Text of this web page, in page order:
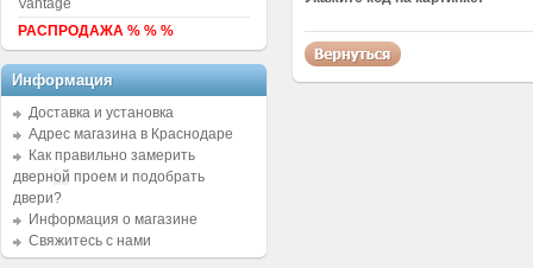
Vantage
РАСПРОДАЖА % % %
Информация
Доставка и установка
Адрес магазина в Краснодаре
Как правильно замерить
дверной проем и подобрать
двери?
Информация о магазине
Свяжитесь с нами